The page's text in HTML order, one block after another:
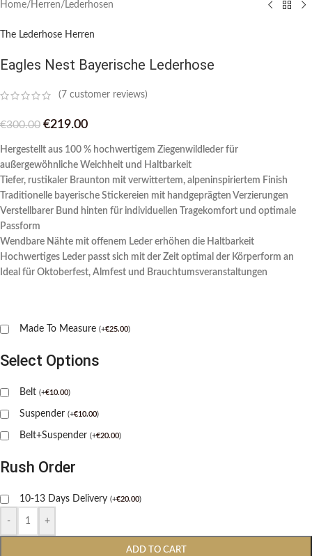
Home/ Herren/ Lederhosen
The Lederhose Herren
Eagles Nest Bayerische Lederhose
( 7 customer reviews)
€300.00 €219.00
Hergestellt aus 100 % hochwertigem Ziegenwildleder für
außergewöhnliche Weichheit und Haltbarkeit
Tiefer, rustikaler Braunton mit verwittertem, alpeninspiriertem Finish
Traditionelle bayerische Stickereien mit handgeprägten Verzierungen
Verstellbarer Bund hinten für individuellen Tragekomfort und optimale
Passform
Wendbare Nähte mit offenem Leder erhöhen die Haltbarkeit
Hochwertiges Leder passt sich mit der Zeit optimal der Körperform an
Ideal für Oktoberfest, Almfest und Brauchtumsveranstaltungen
Made To Measure (+€25.00)
Select Options
Belt (+€10.00)
Suspender (+€10.00)
Belt+Suspender (+€20.00)
Rush Order
10-13 Days Delivery (+€20.00)
- +
ADD TO CART